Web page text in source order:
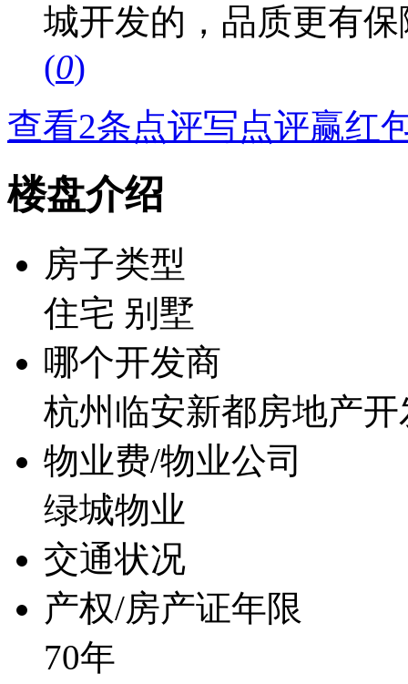
城开发的，品质更有
(0)
查看2条点评写点评赢红
楼盘介绍
房子类型
住宅 别墅
哪个开发商
杭州临安新都房地产
物业费/物业公司
绿城物业
交通状况
产权/房产证年限
70年